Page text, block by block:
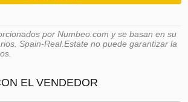
por Numbeo.com y se basan en su
Spain-Real.Estate no puede garantizar la
EL VENDEDOR